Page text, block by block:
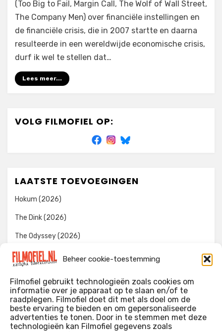
Beheer cookie-toestemming
Filmofiel gebruikt technologieën zoals cookies om
informatie over je apparaat op te slaan en/of te
raadplegen. Filmofiel doet dit met als doel om de
beste ervaring te bieden en om gepersonaliseerde
advertenties te tonen. Door in te stemmen met deze
technologieën kan Filmofiel gegevens zoals
(Too Big to Fail, Margin Call, The Wolf of Wall Street,
The Company Men) over financiële instellingen en
de financiële crisis, die in 2007 startte en daarna
resulteerde in een wereldwijde economische crisis,
durf ik wel te stellen dat…
Lees meer...
VOLG FILMOFIEL OP:
LAATSTE TOEVOEGINGEN
Hokum (2026)
The Dink (2026)
The Odyssey (2026)
Evil Dead Burn (2026)
WIE IK BEN…?